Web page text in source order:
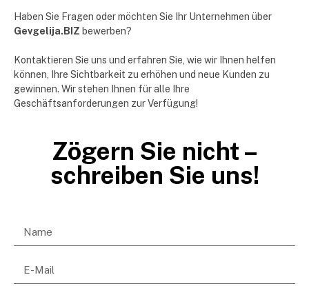
Haben Sie Fragen oder möchten Sie Ihr Unternehmen über
Gevgelija.BIZ bewerben?
Kontaktieren Sie uns und erfahren Sie, wie wir Ihnen helfen
können, Ihre Sichtbarkeit zu erhöhen und neue Kunden zu
gewinnen. Wir stehen Ihnen für alle Ihre
Geschäftsanforderungen zur Verfügung!
Zögern Sie nicht –
schreiben Sie uns!